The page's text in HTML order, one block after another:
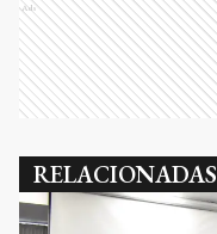
Ads
RELACIONADAS